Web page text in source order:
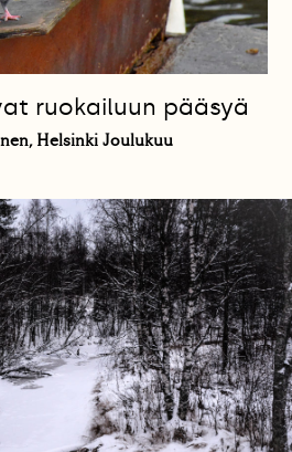
ruokailuun pääsyä
Helsinki Joulukuu